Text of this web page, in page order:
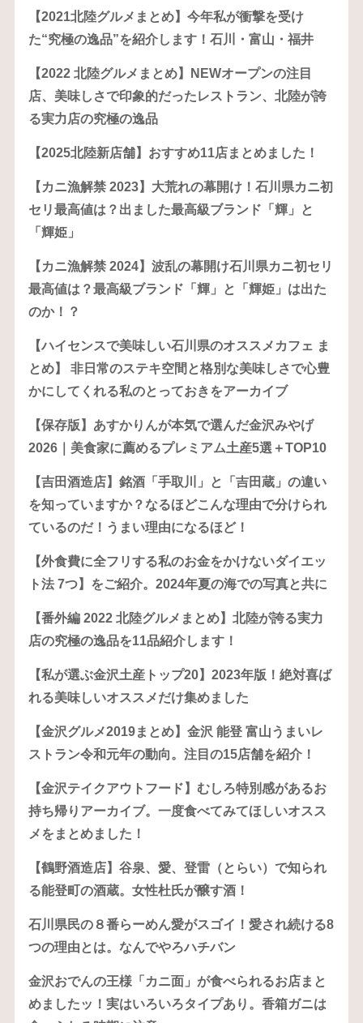
【2021北陸グルメまとめ】今年私が衝撃を受け
た“究極の逸品”を紹介します！石川・富山・福井
【2022 北陸グルメまとめ】NEWオープンの注目
店、美味しさで印象的だったレストラン、北陸が誇
る実力店の究極の逸品
【2025北陸新店舗】おすすめ11店まとめました！
【カニ漁解禁 2023】大荒れの幕開け！石川県カニ初
セリ最高値は？出ました最高級ブランド「輝」と
「輝姫」
【カニ漁解禁 2024】波乱の幕開け石川県カニ初セリ
最高値は？最高級ブランド「輝」と「輝姫」は出た
のか！？
【ハイセンスで美味しい石川県のオススメカフェ ま
とめ】 非日常のステキ空間と格別な美味しさで心豊
かにしてくれる私のとっておきをアーカイブ
【保存版】あすかりんが本気で選んだ金沢みやげ
2026｜美食家に薦めるプレミアム土産5選＋TOP10
【吉田酒造店】銘酒「手取川」と「吉田蔵」の違い
を知っていますか？なるほどこんな理由で分けられ
ているのだ！うまい理由になるほど！
【外食費に全フリする私のお金をかけないダイエッ
ト法 7つ】をご紹介。2024年夏の海での写真と共に
【番外編 2022 北陸グルメまとめ】北陸が誇る実力
店の究極の逸品を11品紹介します！
【私が選ぶ金沢土産トップ20】2023年版！絶対喜ば
れる美味しいオススメだけ集めました
【金沢グルメ2019まとめ】金沢 能登 富山うまいレ
ストラン令和元年の動向。注目の15店舗を紹介！
【金沢テイクアウトフード】むしろ特別感があるお
持ち帰りアーカイブ。一度食べてみてほしいオスス
メをまとめました！
【鶴野酒造店】谷泉、愛、登雷（とらい）で知られ
る能登町の酒蔵。女性杜氏が醸す酒！
石川県民の８番らーめん愛がスゴイ！愛され続ける8
つの理由とは。なんでやろハチバン
金沢おでんの王様「カニ面」が食べられるお店まと
めましたッ！実はいろいろタイプあり。香箱ガニは